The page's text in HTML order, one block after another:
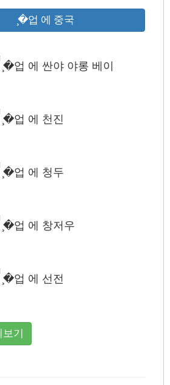
̧�업 에 중국
̧�업 에 싼야 야롱 베이
̧�업 에 천진
̧�업 에 청두
̧�업 에 창저우
̧�업 에 선전
기